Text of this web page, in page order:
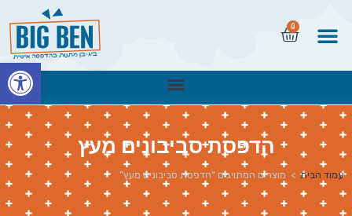
0
הדפסת סביבונים מעץ
עמוד הבית > מוצרים המתויגים “הדפסת סביבונים מעץ”